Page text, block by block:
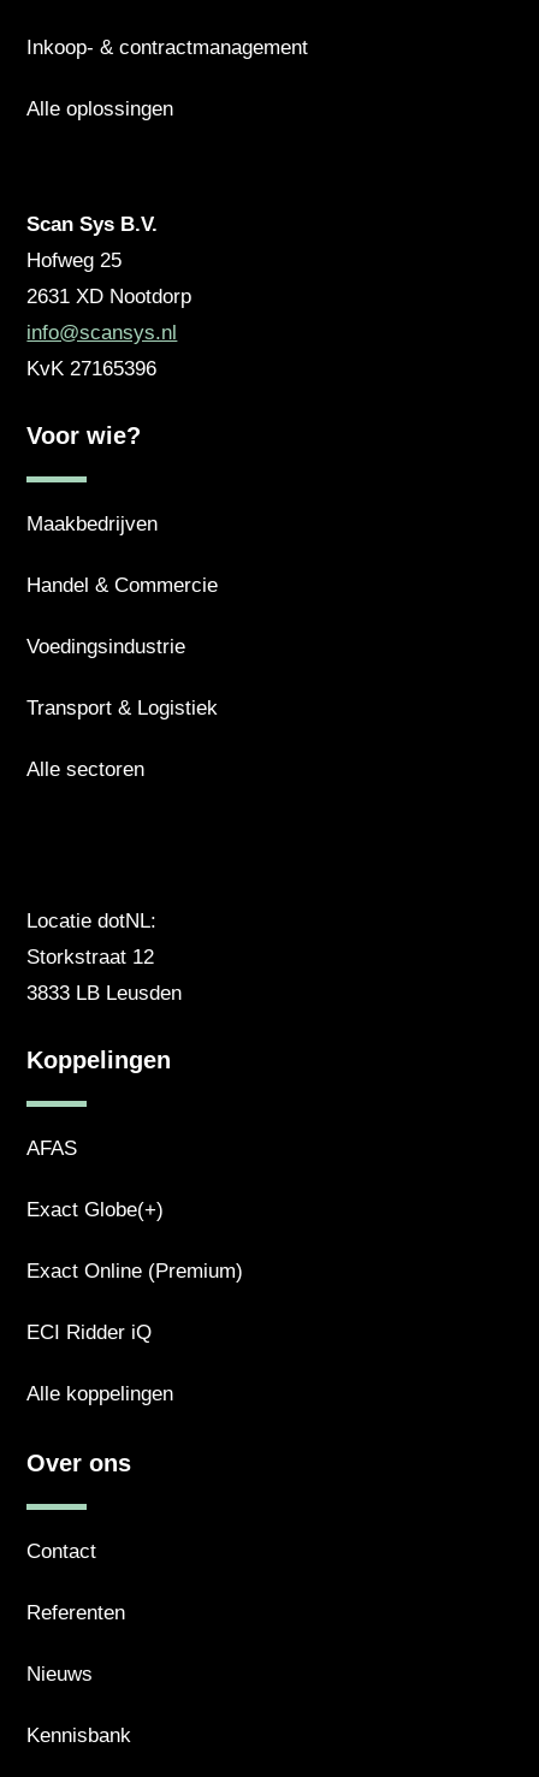
Inkoop- & contractmanagement
Alle oplossingen
Scan Sys B.V.
Hofweg 25
2631 XD Nootdorp
info@scansys.nl
KvK27165396
Voor wie?
Maakbedrijven
Handel & Commercie
Voedingsindustrie
Transport & Logistiek
Alle sectoren
Locatie dotNL:
Storkstraat 12
3833 LB Leusden
Koppelingen
AFAS
Exact Globe(+)
Exact Online (Premium)
ECI Ridder iQ
Alle koppelingen
Over ons
Contact
Referenten
Nieuws
Kennisbank